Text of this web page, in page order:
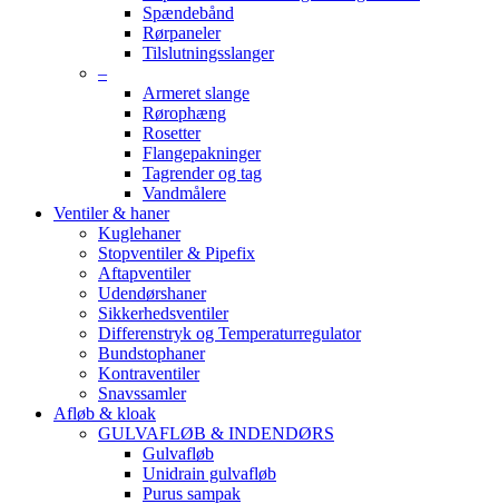
Spændebånd
Rørpaneler
Tilslutningsslanger
–
Armeret slange
Rørophæng
Rosetter
Flangepakninger
Tagrender og tag
Vandmålere
Ventiler & haner
Kuglehaner
Stopventiler & Pipefix
Aftapventiler
Udendørshaner
Sikkerhedsventiler
Differenstryk og Temperaturregulator
Bundstophaner
Kontraventiler
Snavssamler
Afløb & kloak
GULVAFLØB & INDENDØRS
Gulvafløb
Unidrain gulvafløb
Purus sampak